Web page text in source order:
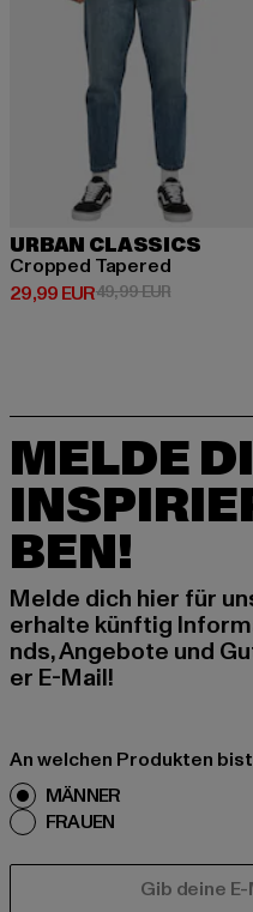
URBAN CLASSICS
Cropped Tapered
29,99 EUR
Derzeitiger Preis: 29,99 EUR
49,99 EUR
MELDE
BEN!
Melde dich hier für
erhalte künftig
nds, Angebote und
er E-Mail!
An welchen Produkten
MÄNNER
FRAUEN